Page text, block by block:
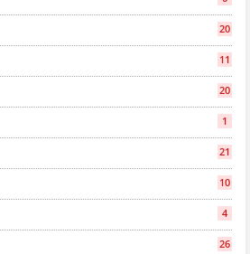
20
11
20
1
21
10
4
26